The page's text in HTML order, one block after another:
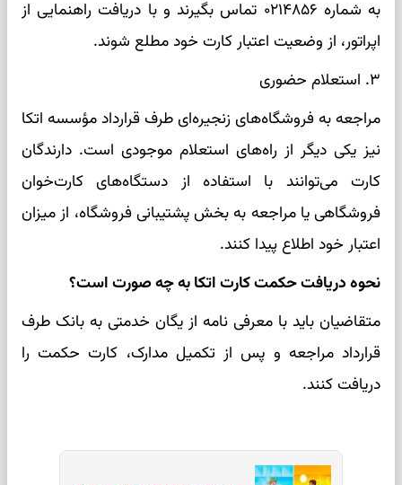
به شماره ۰۲۱۴۸۵۶ تماس بگیرند و با دریافت راهنمایی از
اپراتور، از وضعیت اعتبار کارت خود مطلع شوند.
۳. استعلام حضوری
مراجعه به فروشگاه‌های زنجیره‌ای طرف قرارداد مؤسسه اتکا
نیز یکی دیگر از راه‌های استعلام موجودی است. دارندگان
کارت می‌توانند با استفاده از دستگاه‌های کارت‌خوان
فروشگاهی یا مراجعه به بخش پشتیبانی فروشگاه، از میزان
اعتبار خود اطلاع پیدا کنند.
نحوه دریافت حکمت کارت اتکا به چه صورت است؟
متقاضیان باید با معرفی نامه از یگان خدمتی به بانک طرف
قرارداد مراجعه و پس از تکمیل مدارک، کارت حکمت را
دریافت کنند.